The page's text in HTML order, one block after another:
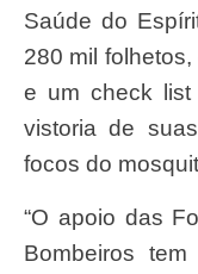
Saúde do
280 mil
e um check list
vistoria de
focos do
“O apoio das Forças Armadas e do Corpo de
Bombeiros